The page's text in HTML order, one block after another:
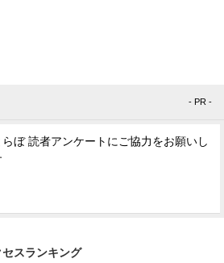
- PR -
らぼ 読者アンケートにご協力をお願いし
セスランキング